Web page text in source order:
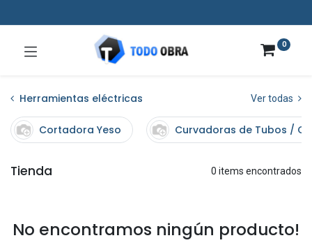
0
Herramientas eléctricas Ver todas
Cortadora Yeso Curvadoras de Tubos /
Tienda 0 items encontrados
No encontramos ningún producto!